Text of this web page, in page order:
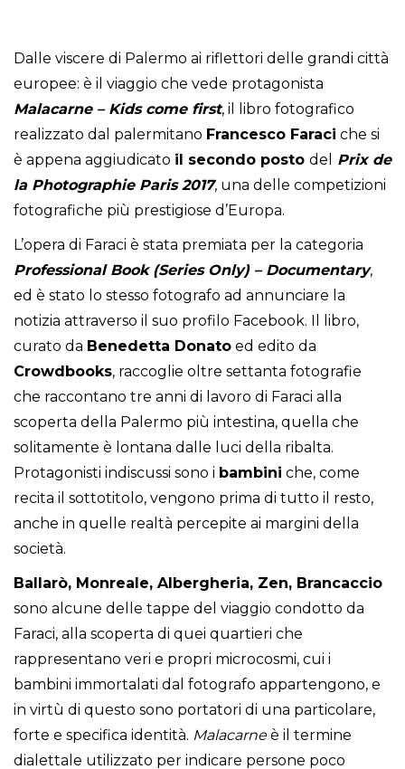
Dalle viscere di Palermo ai riflettori delle grandi città
europee: è il viaggio che vede protagonista
Malacarne – Kids come first, il libro fotografico
realizzato dal palermitano Francesco Faraci che si
è appena aggiudicato il secondo posto del
Prix de
la Photographie Paris 2017, una delle competizioni
fotografiche più prestigiose d’Europa.
L’opera di Faraci è stata premiata per la categoria
Professional Book (Series Only) – Documentary,
ed è stato lo stesso fotografo ad annunciare la
notizia attraverso il suo profilo Facebook. Il libro,
curato da Benedetta Donato ed edito da
Crowdbooks, raccoglie oltre settanta fotografie
che raccontano tre anni di lavoro di Faraci alla
scoperta della Palermo più intestina, quella che
solitamente è lontana dalle luci della ribalta.
Protagonisti indiscussi sono i bambini che, come
recita il sottotitolo, vengono prima di tutto il resto,
anche in quelle realtà percepite ai margini della
società.
Ballarò, Monreale, Albergheria, Zen, Brancaccio
sono alcune delle tappe del viaggio condotto da
Faraci, alla scoperta di quei quartieri che
rappresentano veri e propri microcosmi, cui i
bambini immortalati dal fotografo appartengono, e
in virtù di questo sono portatori di una particolare,
forte e specifica identità. Malacarneè il termine
dialettale utilizzato per indicare persone poco